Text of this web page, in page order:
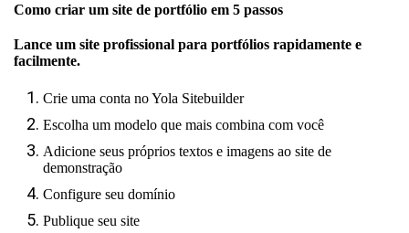
Como criar um site de portfólio em 5 passos
Lance um site profissional para portfólios rapidamente e
facilmente.
Crie uma conta no Yola Sitebuilder
Escolha um modelo que mais combina com você
Adicione seus próprios textos e imagens ao site de
demonstração
Configure seu domínio
Publique seu site